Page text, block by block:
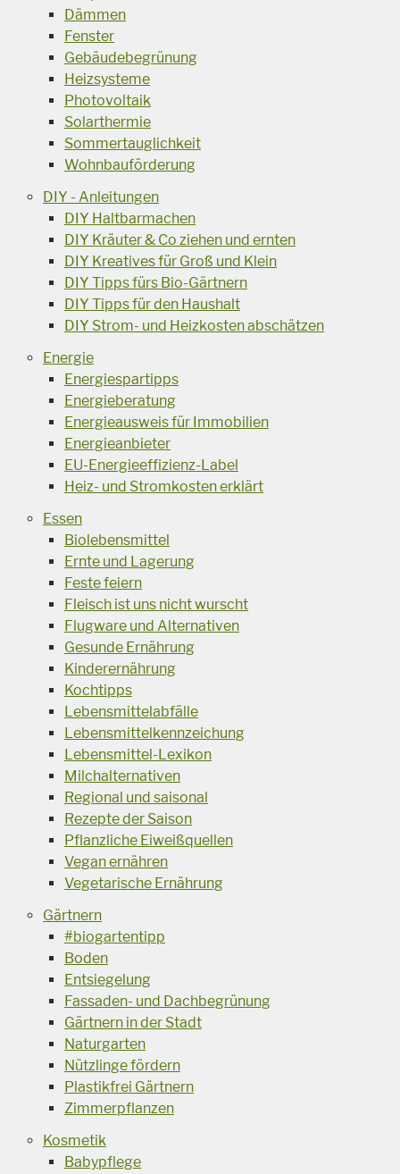
Dämmen
Fenster
Gebäudebegrünung
Heizsysteme
Photovoltaik
Solarthermie
Sommertauglichkeit
Wohnbauförderung
DIY - Anleitungen
DIY Haltbarmachen
DIY Kräuter & Co ziehen und ernten
DIY Kreatives für Groß und Klein
DIY Tipps fürs Bio-Gärtnern
DIY Tipps für den Haushalt
DIY Strom- und Heizkosten abschätzen
Energie
Energiespartipps
Energieberatung
Energieausweis für Immobilien
Energieanbieter
EU-Energieeffizienz-Label
Heiz- und Stromkosten erklärt
Essen
Biolebensmittel
Ernte und Lagerung
Feste feiern
Fleisch ist uns nicht wurscht
Flugware und Alternativen
Gesunde Ernährung
Kinderernährung
Kochtipps
Lebensmittelabfälle
Lebensmittelkennzeichung
Lebensmittel-Lexikon
Milchalternativen
Regional und saisonal
Rezepte der Saison
Pflanzliche Eiweißquellen
Vegan ernähren
Vegetarische Ernährung
Gärtnern
#biogartentipp
Boden
Entsiegelung
Fassaden- und Dachbegrünung
Gärtnern in der Stadt
Naturgarten
Nützlinge fördern
Plastikfrei Gärtnern
Zimmerpflanzen
Kosmetik
Babypflege